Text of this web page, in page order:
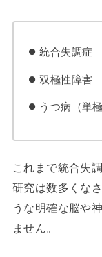
統合失調症
双極性障害
うつ病（単
これまで統合失
研究は数多くな
うな明確な脳や
ません。